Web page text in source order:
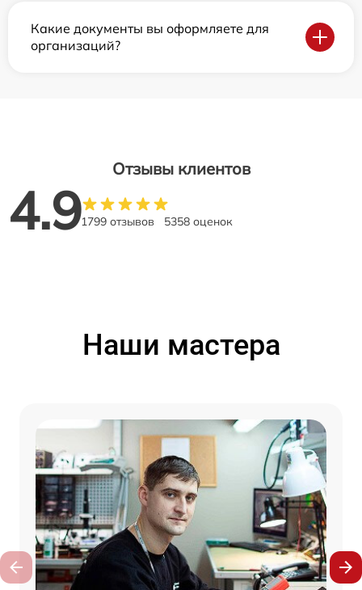
Какие документы вы оформляете для
организаций?
Отзывы клиентов
4.91799 отзывов 5358 оценок
Наши мастера